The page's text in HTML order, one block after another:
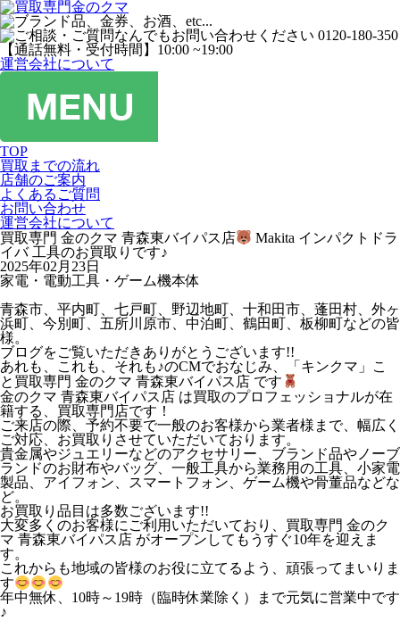
運営会社について
TOP
買取までの流れ
店舗のご案内
よくあるご質問
お問い合わせ
運営会社について
買取専門 金のクマ 青森東バイパス店
Makita インパクトドラ
イバ 工具のお買取りです♪
2025年02月23日
家電・電動工具・ゲーム機本体
青森市、平内町、七戸町、野辺地町、十和田市、蓬田村、外ヶ
浜町、今別町、五所川原市、中泊町、鶴田町、板柳町などの皆
様。
ブログをご覧いただきありがとうございます!!
あれも、これも、それも♪のCMでおなじみ、「キンクマ」こ
と買取専門 金のクマ 青森東バイパス店 です
金のクマ 青森東バイパス店 は買取のプロフェッショナルが在
籍する、買取専門店です！
ご来店の際、予約不要で一般のお客様から業者様まで、幅広く
ご対応、お買取りさせていただいております。
貴金属やジュエリーなどのアクセサリー、ブランド品やノーブ
ランドのお財布やバッグ、一般工具から業務用の工具、小家電
製品、アイフォン、スマートフォン、ゲーム機や骨董品などな
ど。
お買取り品目は多数ございます!!
大変多くのお客様にご利用いただいており、買取専門 金のク
マ 青森東バイパス店 がオープンしてもうすぐ10年を迎えま
す。
これからも地域の皆様のお役に立てるよう、頑張ってまいりま
す
年中無休、10時～19時（臨時休業除く）まで元気に営業中です
♪